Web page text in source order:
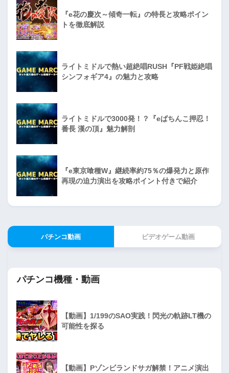
『e花の慶次～傾奇一転』の特長と攻略ポイン
トを徹底解説
ライトミドルで熱い超絶唱RUSH『PF戦姫絶唱
シンフォギア4』の魅力と攻略
ライトミドルで3000発！？『eぱちんこ押忍！
番長 漢の頂』魅力解剖
『e東京喰種W』継続率約75％の爆発力と原作
再現の迫力演出を攻略ポイント付きで紹介
パチンコ動画 ビデオゲーム動画
パチンコ機種・動画
【動画】1/199のSAO実践！閃光の軌跡LT機の
可能性を探る
【動画】Pゾンビランドサガ解禁！アニメ演出